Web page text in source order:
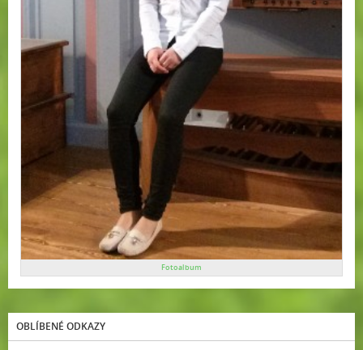
Fotoalbum
OBLÍBENÉ ODKAZY